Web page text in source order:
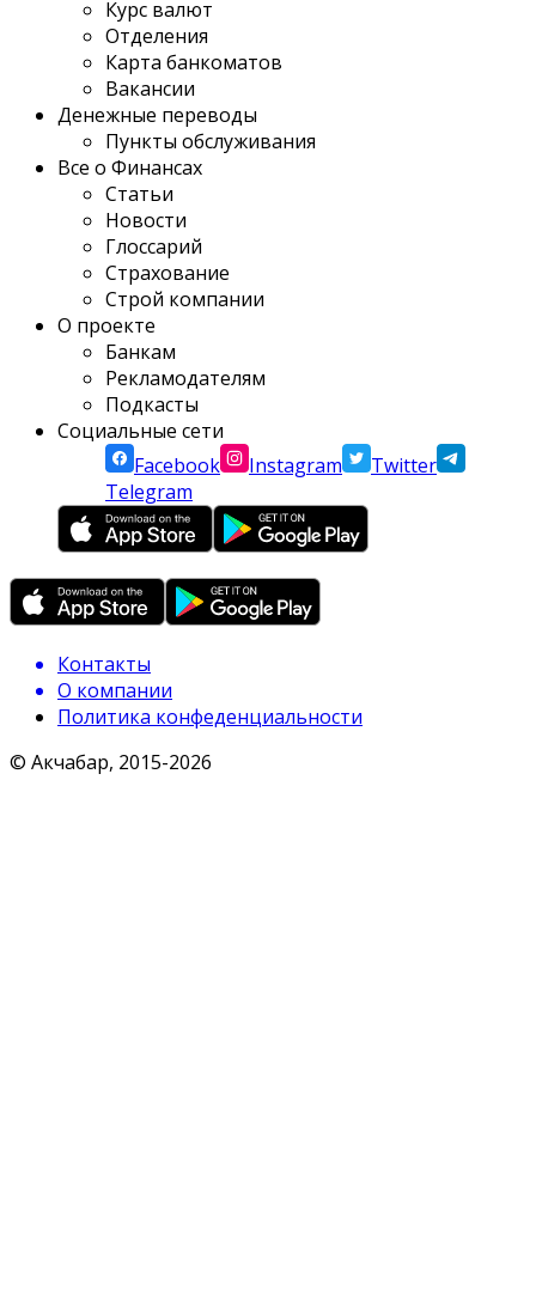
Курс валют
Отделения
Карта банкоматов
Вакансии
Денежные переводы
Пункты обслуживания
Все о Финансах
Статьи
Новости
Глоссарий
Страхование
Строй компании
О проекте
Банкам
Рекламодателям
Подкасты
Социальные сети
Facebook
Instagram
Twitter
Telegram
Контакты
О компании
Политика конфеденциальности
© Акчабар, 2015-2026